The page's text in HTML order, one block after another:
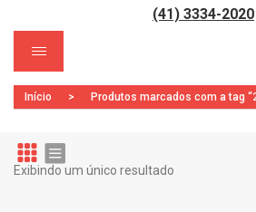
(41) 3334-2020
Nenhum produto
Início > Produtos marcados com a tag
Exibindo um único resultado